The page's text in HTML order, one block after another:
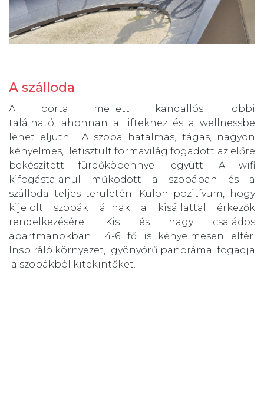
A szálloda
A porta mellett kandallós lobbi
található, ahonnan a liftekhez és a wellnessbe
lehet eljutni.. A szoba hatalmas, tágas, nagyon
kényelmes, letisztult formavilág fogadott az előre
bekészített fürdőköpennyel együtt. A wifi
kifogástalanul működött a szobában és a
szálloda teljes területén. Külön pozitívum, hogy
kijelölt szobák állnak a kisállattal érkezők
rendelkezésére. Kis és nagy családos
apartmanokban 4-6 fő is kényelmesen elfér.
Inspiráló környezet, gyönyörű panoráma fogadja
a szobákból kitekintőket.